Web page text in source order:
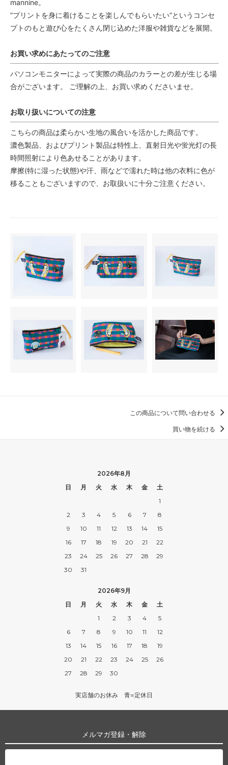
mannine。
”プリントを身に着けることを楽しんでもらいたい”というコンセ
プトのもと遊び心をたくさん閉じ込めた洋服や雑貨などを展開。
お買い求めにあたってのご注意
パソコンモニターによって実際の商品のカラーとの差が生じる場
合がございます。 ご理解の上、お買い求めくださいませ。
お取り扱いについての注意
こちらの商品は柔らかい生地の風合いを活かした商品です。
濃色製品、およびプリント製品は特性上、直射日光や蛍光灯の長
時間照射により色あせることがあります。
摩擦(特に湿った状態)や汗、雨などで濡れた時は他の衣料に色が
移ることもございますので、お取扱いに十分ご注意ください。
この商品について問い合わせる
買い物を続ける
2026年8月
日
月 火 水 木 金
土
1
2
3 4 5 6 7
8
9
10 11 12 13 14
15
16
17 18 19 20 21
22
23
24 25 26 27 28
29
30
31
2026年9月
日
月 火 水 木 金
土
1
2 3 4
5
6
7 8 9 10 11
12
13
14 15 16 17 18
19
20
21 22 23 24 25
26
27
28 29 30
実店舗のお休み 青=定休日
メルマガ登録・解除